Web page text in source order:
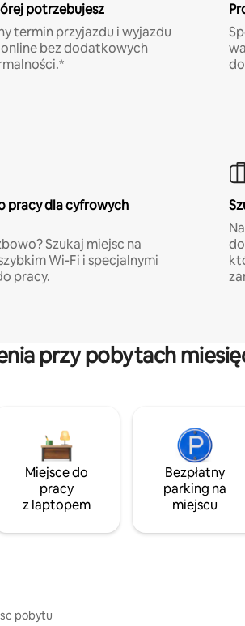
potrzebujesz
termin przyjazdu i wyjazdu
bez dodatkowych
pracy dla cyfrowych
Szukaj miejsc na
Wi-Fi i specjalnymi
pracy.
przy pobytach
Miejsce do
pracy
z laptopem
Bezpłatny
parking na
miejscu
pobytu